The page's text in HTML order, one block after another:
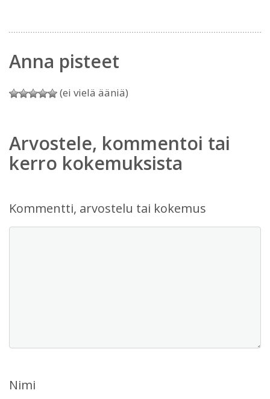
Anna pisteet
(ei vielä ääniä)
Arvostele, kommentoi tai
kerro kokemuksista
Kommentti, arvostelu tai kokemus
Nimi